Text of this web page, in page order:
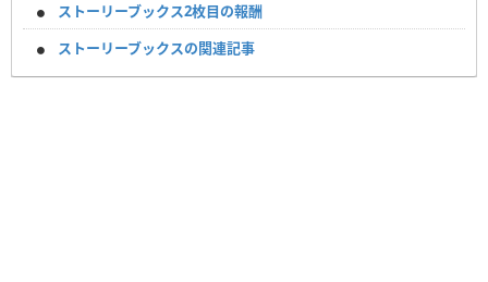
ストーリーブックス2枚目の報酬
ストーリーブックスの関連記事